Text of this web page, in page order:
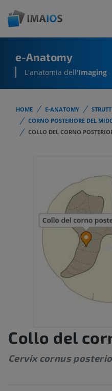
e-Anatomy
L'anatomia dell'Imaging
HOME E-ANATOMY
CORNO POSTERIORE DEL
COLLO DEL CORNO
Collo del
Cervix cornus